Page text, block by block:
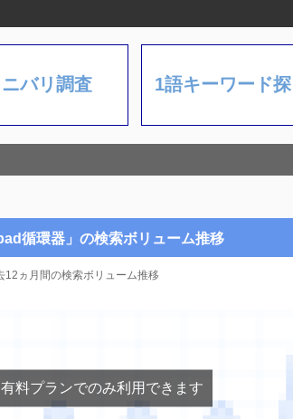
バリ調査 1語キーワード
循環器」の検索ボリューム推移
ヵ月間の検索ボリューム推移
料プランでのみ利用できます